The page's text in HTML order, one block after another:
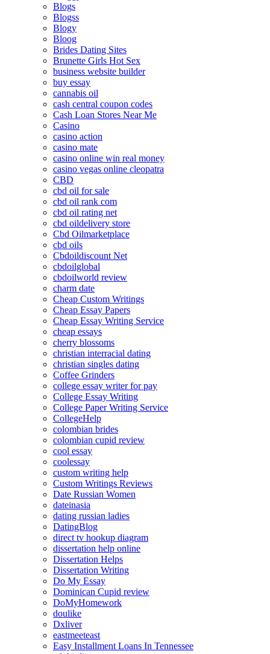
Blogs
Blogss
Blogy
Bloog
Brides Dating Sites
Brunette Girls Hot Sex
business website builder
buy essay
cannabis oil
cash central coupon codes
Cash Loan Stores Near Me
Casino
casino action
casino mate
casino online win real money
casino vegas online cleopatra
CBD
cbd oil for sale
cbd oil rank com
cbd oil rating net
cbd oildelivery store
Cbd Oilmarketplace
cbd oils
Cbdoildiscount Net
cbdoilglobal
cbdoilworld review
charm date
Cheap Custom Writings
Cheap Essay Papers
Cheap Essay Writing Service
cheap essays
cherry blossoms
christian interracial dating
christian singles dating
Coffee Grinders
college essay writer for pay
College Essay Writing
College Paper Writing Service
CollegeHelp
colombian brides
colombian cupid review
cool essay
coolessay
custom writing help
Custom Writings Reviews
Date Russian Women
dateinasia
dating russian ladies
DatingBlog
direct tv hookup diagram
dissertation help online
Dissertation Helps
Dissertation Writing
Do My Essay
Dominican Cupid review
DoMyHomework
doulike
Dxliver
eastmeeteast
Easy Installment Loans In Tennessee